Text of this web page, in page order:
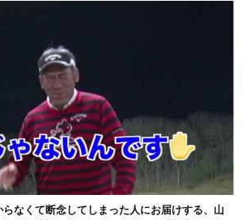
らなくて断念してしまった人にお届けする、山